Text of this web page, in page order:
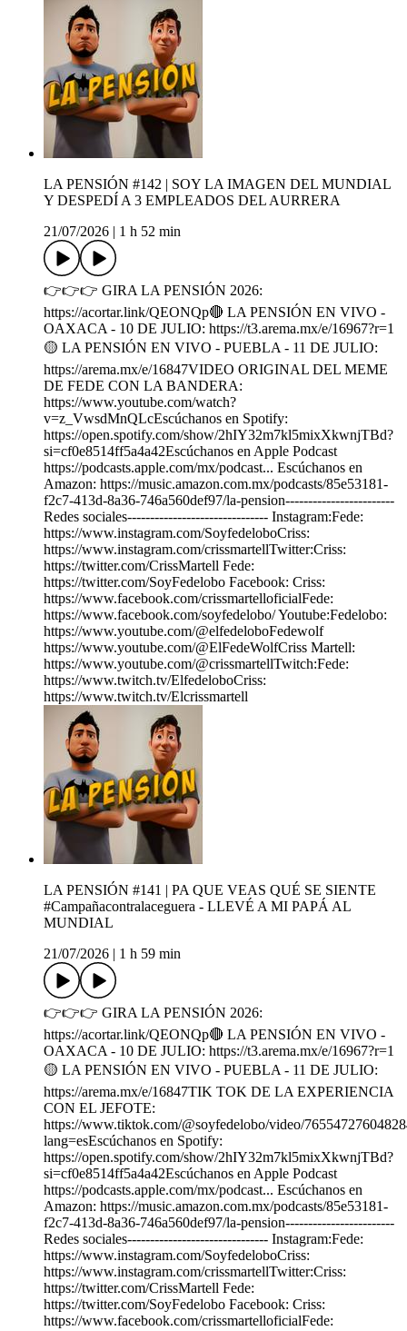
LA PENSIÓN #142 | SOY LA IMAGEN DEL MUNDIAL
Y DESPEDÍ A 3 EMPLEADOS DEL AURRERA
21/07/2026
1 h 52 min
👉👉👉 GIRA LA PENSIÓN 2026:
https://acortar.link/QEONQp🔴 LA PENSIÓN EN VIVO -
OAXACA - 10 DE JULIO: https://t3.arema.mx/e/16967?r=1
🟡 LA PENSIÓN EN VIVO - PUEBLA - 11 DE JULIO:
https://arema.mx/e/16847VIDEO ORIGINAL DEL MEME
DE FEDE CON LA BANDERA:
https://www.youtube.com/watch?
v=z_VwsdMnQLcEscúchanos en Spotify:
https://open.spotify.com/show/2hIY32m7kl5mixXkwnjTBd?
si=cf0e8514ff5a4a42Escúchanos en Apple Podcast
https://podcasts.apple.com/mx/podcast... Escúchanos en
Amazon: https://music.amazon.com.mx/podcasts/85e53181-
f2c7-413d-8a36-746a560def97/la-pension------------------------
Redes sociales------------------------------- Instagram:Fede:
https://www.instagram.com/SoyfedeloboCriss:
https://www.instagram.com/crissmartellTwitter:Criss:
https://twitter.com/CrissMartell Fede:
https://twitter.com/SoyFedelobo Facebook: Criss:
https://www.facebook.com/crissmartelloficialFede:
https://www.facebook.com/soyfedelobo/ Youtube:Fedelobo:
https://www.youtube.com/@elfedeloboFedewolf
https://www.youtube.com/@ElFedeWolfCriss Martell:
https://www.youtube.com/@crissmartellTwitch:Fede:
https://www.twitch.tv/ElfedeloboCriss:
https://www.twitch.tv/Elcrissmartell
LA PENSIÓN #141 | PA QUE VEAS QUÉ SE SIENTE
#Campañacontralaceguera - LLEVÉ A MI PAPÁ AL
MUNDIAL
21/07/2026
1 h 59 min
👉👉👉 GIRA LA PENSIÓN 2026:
https://acortar.link/QEONQp🔴 LA PENSIÓN EN VIVO -
OAXACA - 10 DE JULIO: https://t3.arema.mx/e/16967?r=1
🟡 LA PENSIÓN EN VIVO - PUEBLA - 11 DE JULIO:
https://arema.mx/e/16847TIK TOK DE LA EXPERIENCIA
CON EL JEFOTE:
https://www.tiktok.com/@soyfedelobo/video/
lang=esEscúchanos en Spotify:
https://open.spotify.com/show/2hIY32m7kl5mixXkwnjTBd?
si=cf0e8514ff5a4a42Escúchanos en Apple Podcast
https://podcasts.apple.com/mx/podcast... Escúchanos en
Amazon: https://music.amazon.com.mx/podcasts/85e53181-
f2c7-413d-8a36-746a560def97/la-pension------------------------
Redes sociales------------------------------- Instagram:Fede:
https://www.instagram.com/SoyfedeloboCriss:
https://www.instagram.com/crissmartellTwitter:Criss:
https://twitter.com/CrissMartell Fede:
https://twitter.com/SoyFedelobo Facebook: Criss:
https://www.facebook.com/crissmartelloficialFede: